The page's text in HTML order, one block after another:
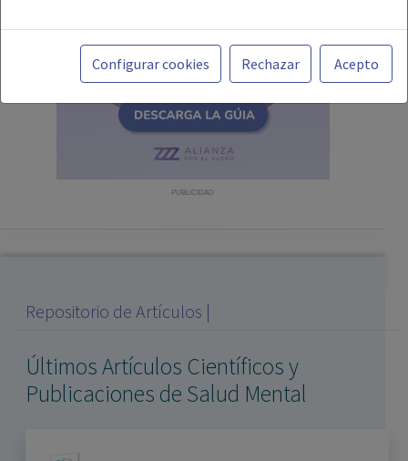
Toda la información incluida en la Página Web está
referida a productos del mercado español y, por
tanto, dirigida a profesionales sanitarios legalmente
facultados para prescribir o dispensar medicamentos
con ejercicio profesional. La información técnica de los
fármacos se facilita a título meramente informativo,
Configurar cookies Rechazar Acepto
PUBLICIDAD
Repositorio de Artículos |
Últimos Artículos Científicos y
Publicaciones de Salud Mental